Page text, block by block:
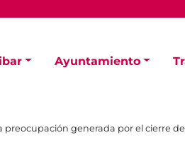
Ayuntamiento
preocupación generada por el cierre